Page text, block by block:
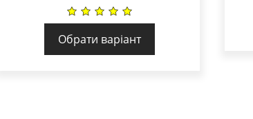
Обрати варіант